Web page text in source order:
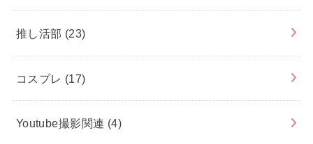
推し活部 (23)
コスプレ (17)
Youtube撮影関連 (4)